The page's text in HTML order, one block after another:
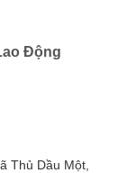
Động
Thủ Dầu Một,